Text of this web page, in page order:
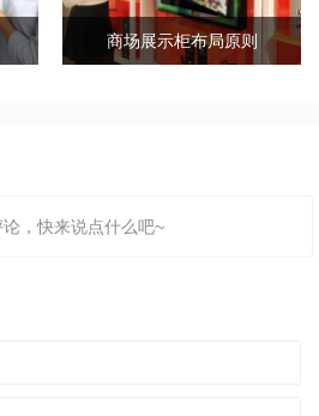
商场展示柜布局原则
，快来说点什么吧~